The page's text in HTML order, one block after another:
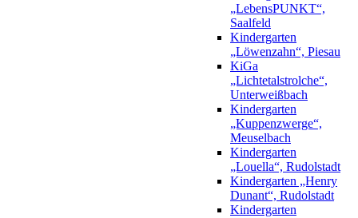
„LebensPUNKT“,
Saalfeld
Kindergarten
„Löwenzahn“, Piesau
KiGa
„Lichtetalstrolche“,
Unterweißbach
Kindergarten
„Kuppenzwerge“,
Meuselbach
Kindergarten
„Louella“, Rudolstadt
Kindergarten „Henry
Dunant“, Rudolstadt
Kindergarten